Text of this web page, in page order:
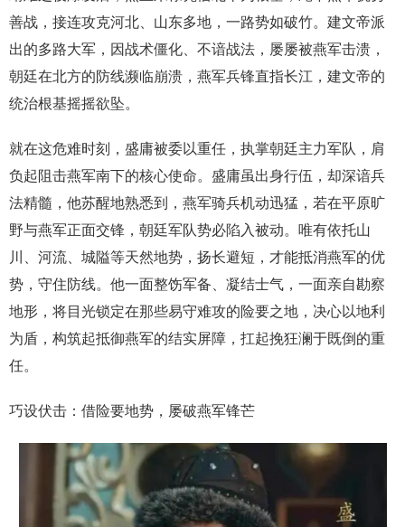
善战，接连攻克河北、山东多地，一路势如破竹。建文帝派
出的多路大军，因战术僵化、不谙战法，屡屡被燕军击溃，
朝廷在北方的防线濒临崩溃，燕军兵锋直指长江，建文帝的
统治根基摇摇欲坠。
就在这危难时刻，盛庸被委以重任，执掌朝廷主力军队，肩
负起阻击燕军南下的核心使命。盛庸虽出身行伍，却深谙兵
法精髓，他苏醒地熟悉到，燕军骑兵机动迅猛，若在平原旷
野与燕军正面交锋，朝廷军队势必陷入被动。唯有依托山
川、河流、城隘等天然地势，扬长避短，才能抵消燕军的优
势，守住防线。他一面整饬军备、凝结士气，一面亲自勘察
地形，将目光锁定在那些易守难攻的险要之地，决心以地利
为盾，构筑起抵御燕军的结实屏障，扛起挽狂澜于既倒的重
任。
巧设伏击：借险要地势，屡破燕军锋芒